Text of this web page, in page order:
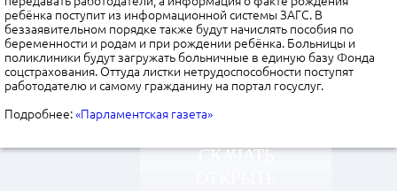
ребёнка поступит из информационной системы ЗАГС. В
беззаявительном порядке также будут начислять пособия по
беременности и родам и при рождении ребёнка. Больницы и
поликлиники будут загружать больничные в единую базу Фонда
соцстрахования. Оттуда листки нетрудоспособности поступят
работодателю и самому гражданину на портал госуслуг.
Подробнее:«Парламентская газета»
СКАЧАТЬ